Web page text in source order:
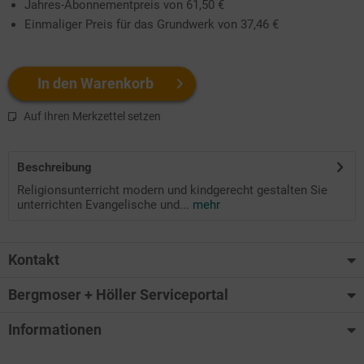
Jahres-Abonnementpreis von 61,50 €
Einmaliger Preis für das Grundwerk von 37,46 €
In den Warenkorb
Auf Ihren Merkzettel setzen
Beschreibung
Religionsunterricht modern und kindgerecht gestalten Sie
unterrichten Evangelische und... mehr
Kontakt
Bergmoser + Höller Serviceportal
Informationen